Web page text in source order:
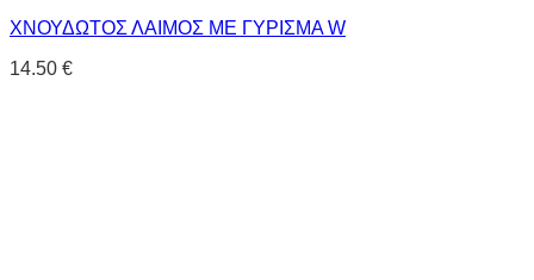
ΧΝΟΥΔΩΤΟΣ ΛΑΙΜΟΣ ΜΕ ΓΥΡΙΣΜΑ W
14.50 €